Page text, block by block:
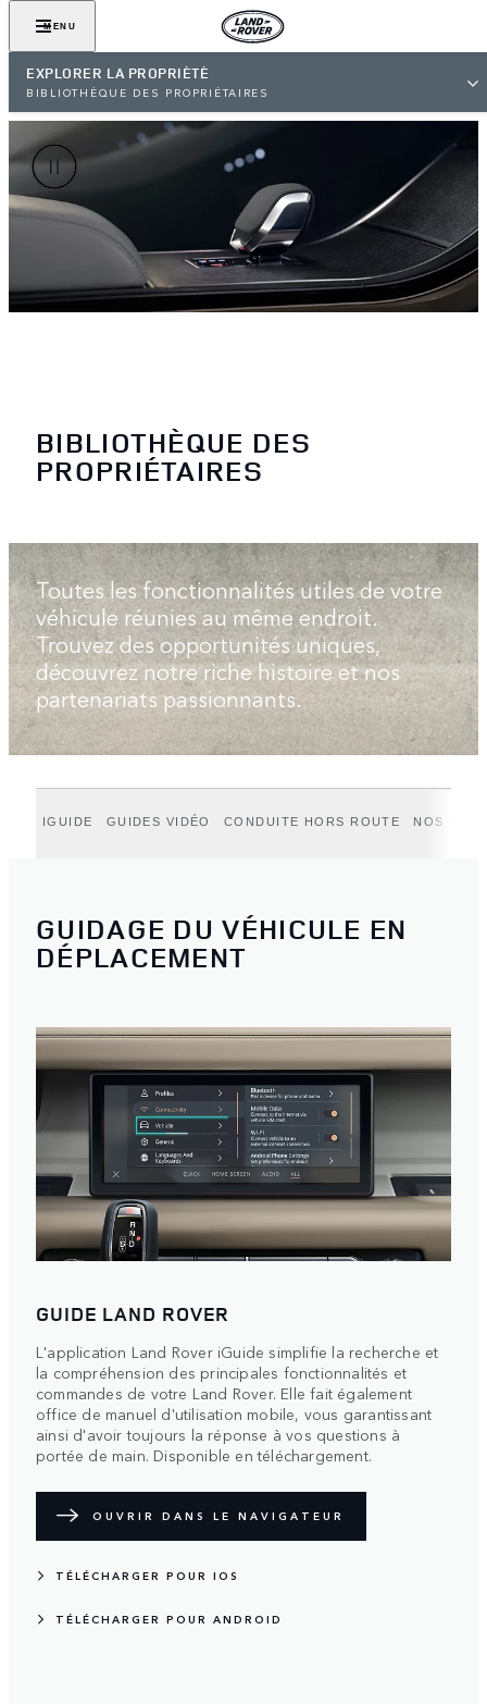
MENU
EXPLORER LA PROPRIÉTÉ
BIBLIOTHÈQUE DES PROPRIÉTAIRES
BIBLIOTHÈQUE DES
PROPRIÉTAIRES
Toutes les fonctionnalités utiles de votre
véhicule réunies au même endroit.
Trouvez des opportunités uniques,
découvrez notre riche histoire et nos
partenariats passionnants.
IGUIDE GUIDES VIDÉO CONDUITE HORS ROUTE NOS
GUIDAGE DU VÉHICULE EN
DÉPLACEMENT
GUIDE LAND ROVER
L'application Land Rover iGuide simplifie la recherche et
la compréhension des principales fonctionnalités et
commandes de votre Land Rover. Elle fait également
office de manuel d'utilisation mobile, vous garantissant
ainsi d'avoir toujours la réponse à vos questions à
portée de main. Disponible en téléchargement.
OUVRIR DANS LE NAVIGATEUR
TÉLÉCHARGER POUR IOS
TÉLÉCHARGER POUR ANDROID